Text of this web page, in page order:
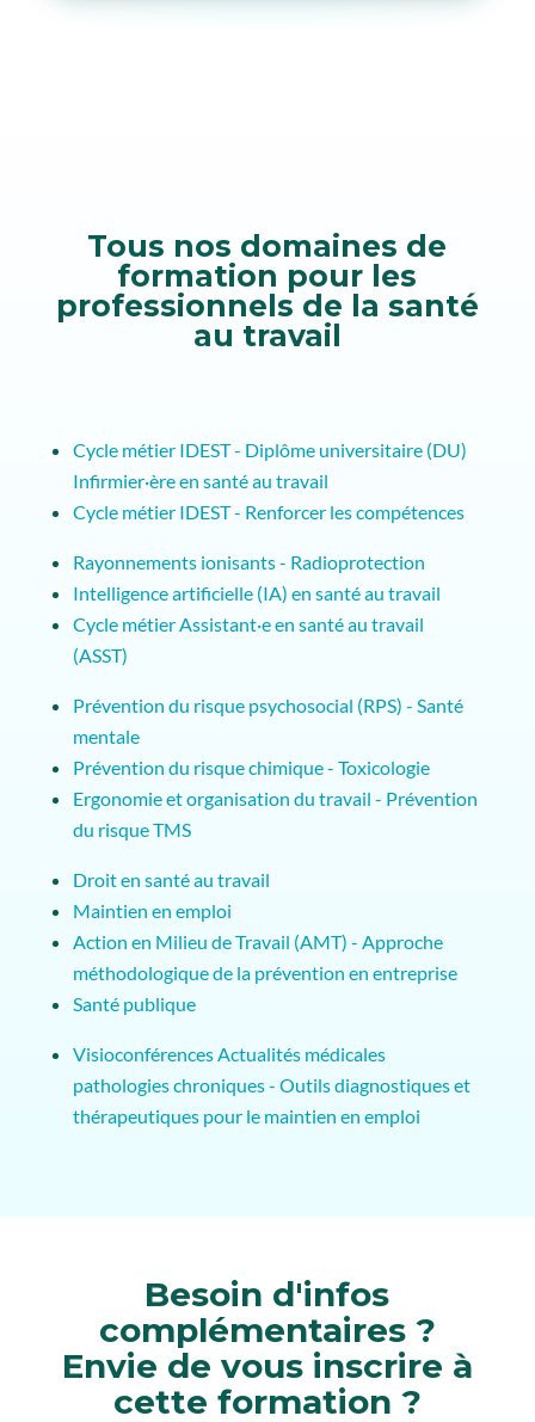
Tous nos domaines de
formation pour les
professionnels de la santé
au travail
Cycle métier IDEST - Diplôme universitaire (DU)
Infirmier·ère en santé au travail
Cycle métier IDEST - Renforcer les compétences
Rayonnements ionisants - Radioprotection
Intelligence artificielle (IA) en santé au travail
Cycle métier Assistant·e en santé au travail
(ASST)
Prévention du risque psychosocial (RPS) - Santé
mentale
Prévention du risque chimique - Toxicologie
Ergonomie et organisation du travail - Prévention
du risque TMS
Droit en santé au travail
Maintien en emploi
Action en Milieu de Travail (AMT) - Approche
méthodologique de la prévention en entreprise
Santé publique
Visioconférences Actualités médicales
pathologies chroniques - Outils diagnostiques et
thérapeutiques pour le maintien en emploi
Besoin d'infos
complémentaires ?
Envie de vous inscrire à
cette formation ?